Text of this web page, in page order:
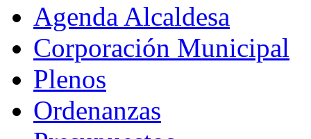
Agenda Alcaldesa
Corporación Municipal
Plenos
Ordenanzas